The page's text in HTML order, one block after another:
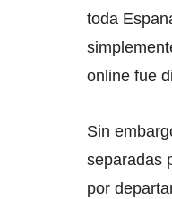
toda
online fue
Sin
separadas
por